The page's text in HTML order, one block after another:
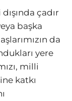
çadır
başka
da
yere
milli
katkı